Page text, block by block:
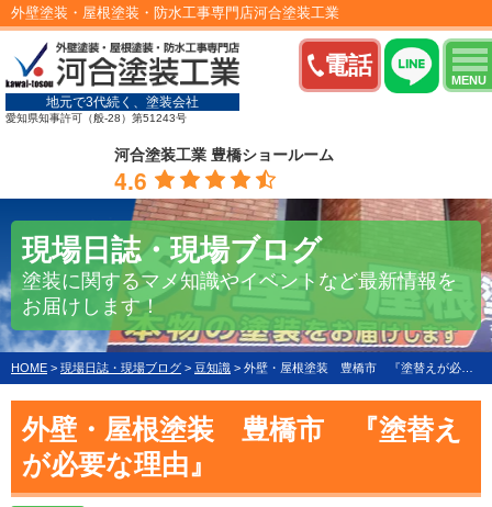
電話
MENU
外壁塗装・屋根塗装・防水工事専門店河合塗装工業
地元で3代続く、塗装会社
愛知県知事許可（般-28）第51243号
河合塗装工業 豊橋ショールーム
4.6
現場日誌・現場ブログ
塗装に関するマメ知識やイベントなど最新情報を
お届けします！
HOME > 現場日誌・現場ブログ > 豆知識 > 外壁・屋根塗装 豊橋市 『塗替えが必要な理由』
外壁・屋根塗装 豊橋市 『塗替え
が必要な理由』